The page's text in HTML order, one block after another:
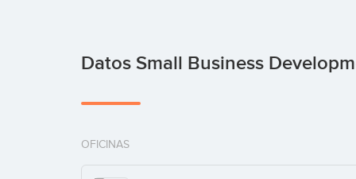
Datos Small Business
OFICINAS